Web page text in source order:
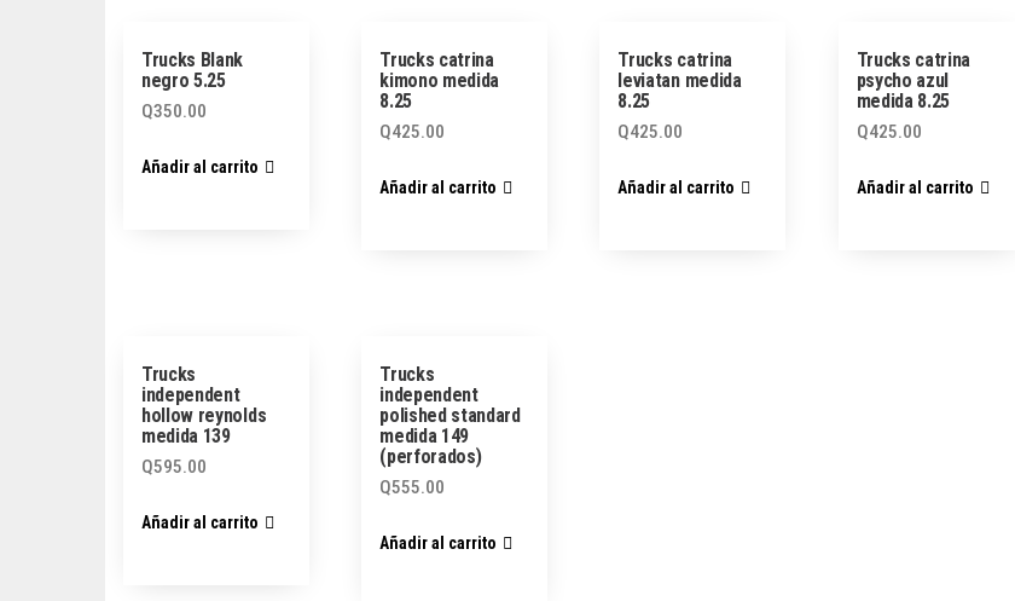
Trucks Blank
negro 5.25
Q350.00
Añadir al carrito
Trucks catrina
kimono medida
8.25
Q425.00
Añadir al carrito
Trucks catrina
leviatan medida
8.25
Q425.00
Añadir al carrito
Trucks catrina
psycho azul
medida 8.25
Q425.00
Añadir al carrito
Trucks
independent
hollow reynolds
medida 139
Q595.00
Añadir al carrito
Trucks
independent
polished standard
medida 149
(perforados)
Q555.00
Añadir al carrito